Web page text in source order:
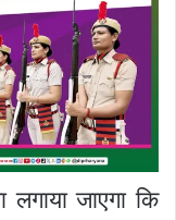
लगाया जाएगा कि